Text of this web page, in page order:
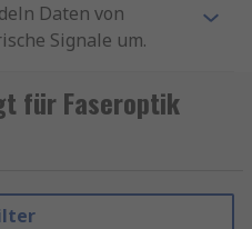
Daten von
Signale um.
elektrische Impulse
Halbleiter, die
und einen
erzeugen. Das
für Faseroptik